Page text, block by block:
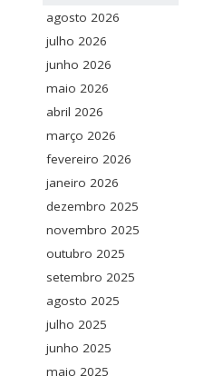
agosto 2026
julho 2026
junho 2026
maio 2026
abril 2026
março 2026
fevereiro 2026
janeiro 2026
dezembro 2025
novembro 2025
outubro 2025
setembro 2025
agosto 2025
julho 2025
junho 2025
maio 2025